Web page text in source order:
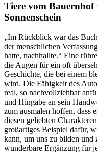
Tiere vom
Sonnenschein
„Im Rückblick war das
der menschlichen
hatte, nachhallte.“ Eine
die Augen für ein oft
Geschichte, die bei einem
wird. Die Fähigkeit des
real, so nachvollziehbar
und Hingabe an sein
zum ausmalen hoffen, dass
diesen geliebten
großartiges Beispiel dafür,
kann, um uns zu bilden und
wunderbare Ergänzung für